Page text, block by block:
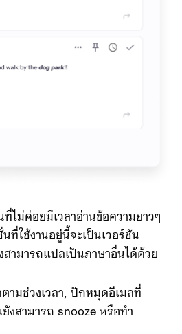
ไม่ค่อยมีเวลาอ่านข้อความยาวๆ
ที่ใช้งานอยู่นี้จะเป็นเวอร์ชัน
ามารถแปลเป็นภาษาอื่นได้ด้วย
ามช่วงเวลา, ปักหมุดอีเมลที่
สามารถ snooze หรือทำ